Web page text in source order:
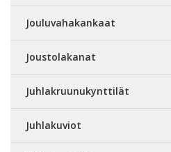
Jouluvahakankaat
Joustolakanat
Juhlakruunukynttilät
Juhlakuviot